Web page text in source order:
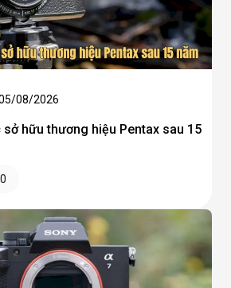
08/2026
hữu thương hiệu Pentax sau 15
0